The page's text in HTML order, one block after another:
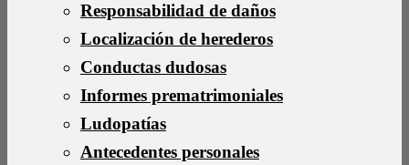
Responsabilidad de daños
Localización de herederos
Conductas dudosas
Informes prematrimoniales
Ludopatías
Antecedentes personales